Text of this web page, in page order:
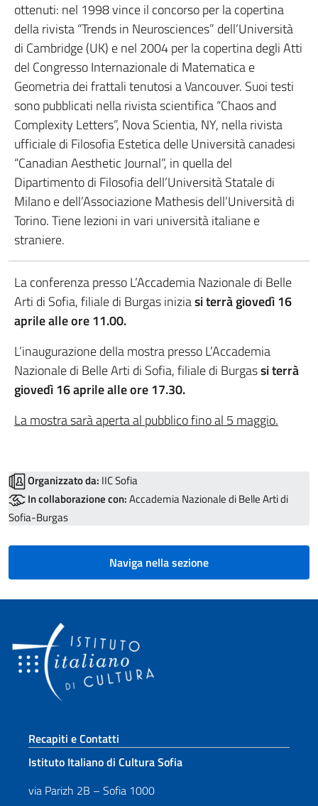
ottenuti: nel 1998 vince il concorso per la copertina
della rivista “Trends in Neurosciences” dell’Università
di Cambridge (UK) e nel 2004 per la copertina degli Atti
del Congresso Internazionale di Matematica e
Geometria dei frattali tenutosi a Vancouver. Suoi testi
sono pubblicati nella rivista scientifica “Chaos and
Complexity Letters”, Nova Scientia, NY, nella rivista
ufficiale di Filosofia Estetica delle Università canadesi
“Canadian Aesthetic Journal”, in quella del
Dipartimento di Filosofia dell’Università Statale di
Milano e dell’Associazione Mathesis dell’Università di
Torino. Tiene lezioni in vari università italiane e
straniere.
La conferenza presso L’Accademia Nazionale di Belle
Arti di Sofia, filiale di Burgas iniziasi terrà giovedì 16
aprile alle ore11.00.
L’inaugurazione della mostra presso L’Accademia
Nazionale di Belle Arti di Sofia, filiale di Burgassi terrà
giovedì 16 aprile alle ore 17.30.
La mostra sarà aperta al pubblico fino al 5 maggio.
Organizzato da: IIC Sofia
In collaborazione con:Accademia Nazionale di Belle Arti di
Sofia-Burgas
Naviga nella sezione
Sezione footer
Recapiti e Contatti
Istituto Italiano di Cultura Sofia
via Parizh 2B – Sofia 1000